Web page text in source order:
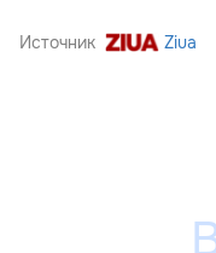
Источник Ziua